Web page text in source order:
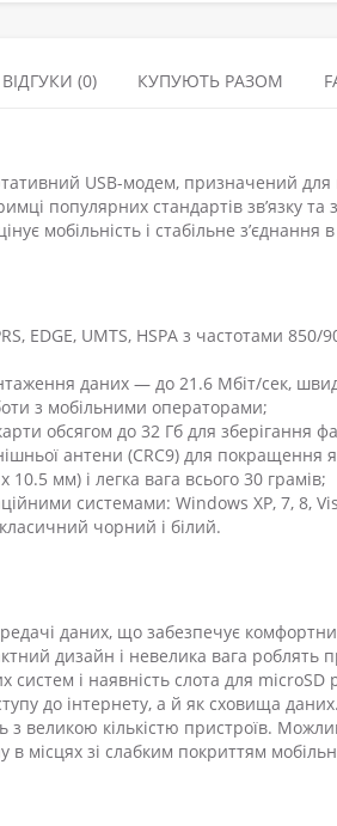
ВІДГУКИ (0) КУПУЮТЬ РАЗОМ
USB-модем, призначений для
популярних стандартів зв’язку
мобільність і стабільне з’єднання
EDGE, UMTS, HSPA з частотами
даних — до 21.6 Мбіт/сек,
з мобільними операторами;
обсягом до 32 Гб для зберігання
антени (CRC9) для покращення
мм) і легка вага всього 30 грамів;
системами: Windows XP, 7, 8,
чорний і білий.
даних, що забезпечує
дизайн і невелика вага роблять
систем і наявність слота для
до інтернету, а й як сховища
з великою кількістю пристроїв.
місцях зі слабким покриттям